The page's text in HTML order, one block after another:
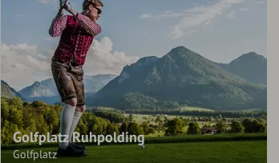
Golfplatz Ruhpolding
Golfplatz